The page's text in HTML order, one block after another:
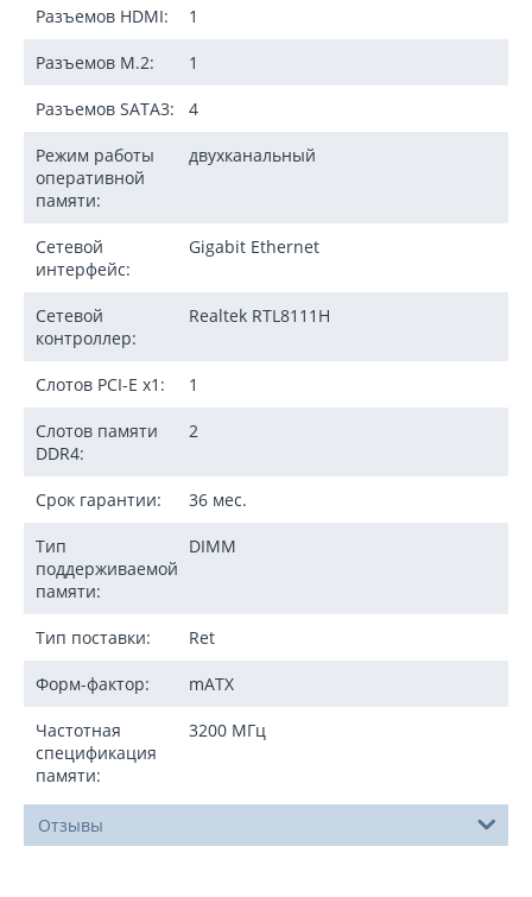
Разъемов HDMI: 1
Разъемов M.2: 1
Разъемов SATA3: 4
Режим работы
оперативной
памяти:
двухканальный
Сетевой
интерфейс:
Gigabit Ethernet
Сетевой
контроллер:
Realtek RTL8111H
Слотов PCI-E x1: 1
Слотов памяти
DDR4:
2
Срок гарантии: 36 мес.
Тип
поддерживаемой
памяти:
DIMM
Тип поставки: Ret
Форм-фактор: mATX
Частотная
спецификация
памяти:
3200 МГц
Отзывы